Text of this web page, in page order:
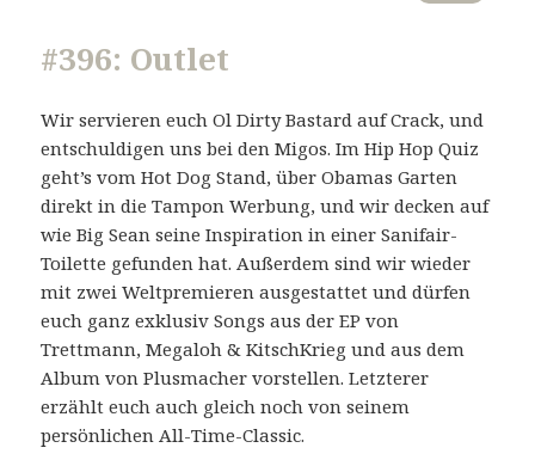
#396: Outlet
Wir servieren euch Ol Dirty Bastard auf Crack, und
entschuldigen uns bei den Migos. Im Hip Hop Quiz
geht’s vom Hot Dog Stand, über Obamas Garten
direkt in die Tampon Werbung, und wir decken auf
wie Big Sean seine Inspiration in einer Sanifair-
Toilette gefunden hat. Außerdem sind wir wieder
mit zwei Weltpremieren ausgestattet und dürfen
euch ganz exklusiv Songs aus der EP von
Trettmann, Megaloh & KitschKrieg und aus dem
Album von Plusmacher vorstellen. Letzterer
erzählt euch auch gleich noch von seinem
persönlichen All-Time-Classic.